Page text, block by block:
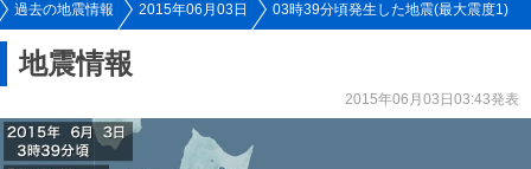
過去の地震情報 2015年06月03日 03時39分頃発生した地震(最大震度1)
地震情報
2015年06月03日03:43発表